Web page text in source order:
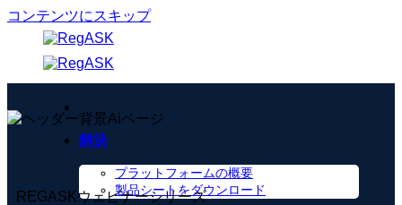
コンテンツにスキップ
解決
プラットフォームの概要
製品シートをダウンロード
REGASKウェビナーシリーズ